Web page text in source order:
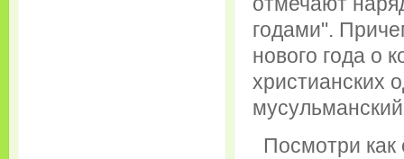
годами".
нового года о
христианских
Посмотри как